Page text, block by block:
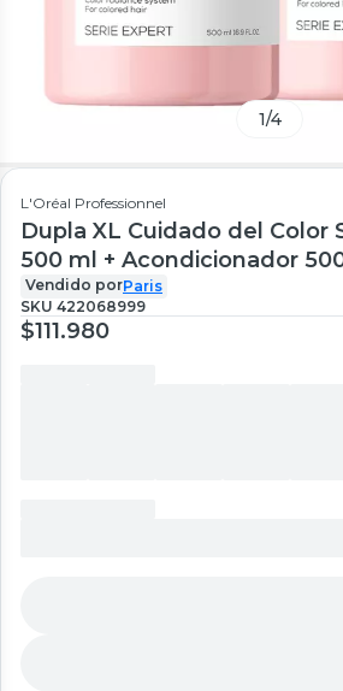
1/4
L'Oréal Professionnel
Dupla XL Cuidado del Color
500 ml + Acondicionador
Vitamino Color
Vendido porParis
SKU 422068999
$111.980